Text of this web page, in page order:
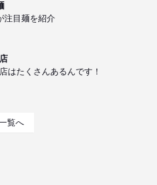
注目麺を紹介
はたくさんあるんです！
覧へ